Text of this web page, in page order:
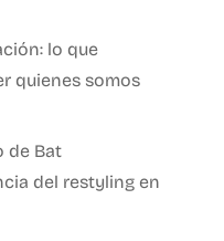
lo que
quienes somos
de Bat
del restyling en